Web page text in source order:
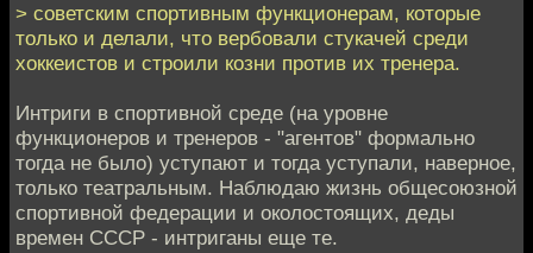
> советским спортивным функционерам, которые
только и делали, что вербовали стукачей среди
хоккеистов и строили козни против их тренера.
Интриги в спортивной среде (на уровне
функционеров и тренеров - "агентов" формально
тогда не было) уступают и тогда уступали, наверное,
только театральным. Наблюдаю жизнь общесоюзной
спортивной федерации и околостоящих, деды
времен СССР - интриганы еще те.